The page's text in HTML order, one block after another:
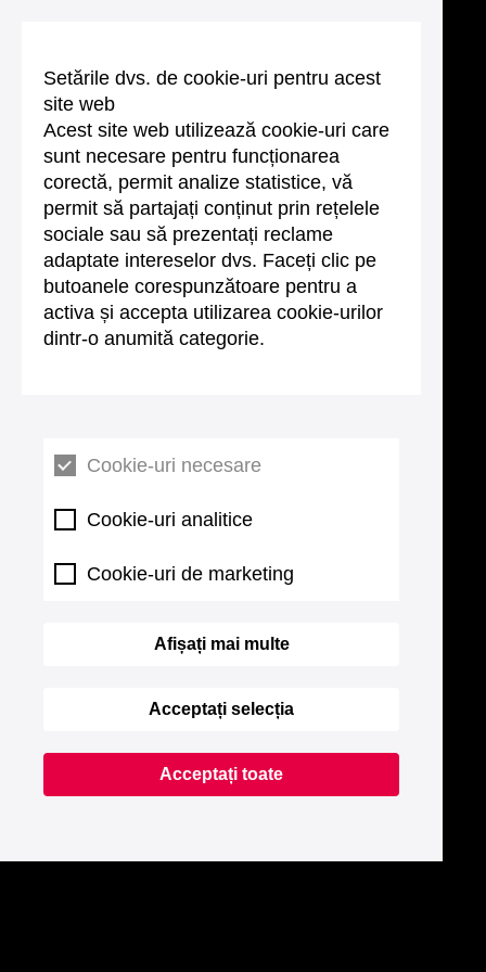
Setările dvs. de cookie-uri pentru acest
site web
Acest site web utilizează cookie-uri care
sunt necesare pentru funcționarea
corectă, permit analize statistice, vă
permit să partajați conținut prin rețelele
sociale sau să prezentați reclame
adaptate intereselor dvs. Faceți clic pe
butoanele corespunzătoare pentru a
activa și accepta utilizarea cookie-urilor
dintr-o anumită categorie.
Cookie-uri necesare
Cookie-uri analitice
Cookie-uri de marketing
Afișați mai multe
Acceptați selecția
Acceptați toate